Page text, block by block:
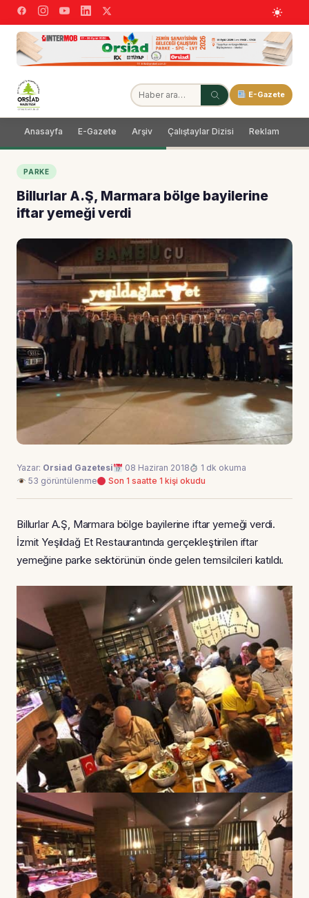
E-Gazete
Anasayfa E-Gazete Arşiv Çalıştaylar Dizisi Reklam
PARKE
Billurlar A.Ş, Marmara bölge bayilerine
iftar yemeği verdi
Yazar: Orsiad Gazetesi 08 Haziran 2018
1 dk okuma
53 görüntülenme
Son 1 saatte 1 kişi okudu
Billurlar A.Ş, Marmara bölge bayilerine iftar yemeği verdi.
İzmit Yeşildağ Et Restaurantında gerçekleştirilen iftar
yemeğine parke sektörünün önde gelen temsilcileri katıldı.